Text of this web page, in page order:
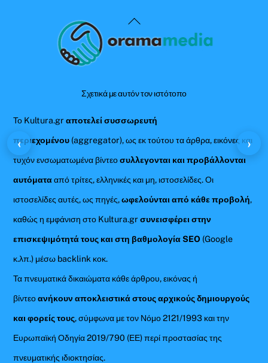
Back
To
Σχετικά με αυτόν τον ιστότοπο
Το Kultura.grαποτελεί συσσωρευτή
περιεχομένου (aggregator), ως εκ τούτου τα άρθρα, εικόνες και
τυχόν ενσωματωμένα βίντεοσυλλεγονται και προβάλλονται
αυτόματααπό τρίτες, ελληνικές και μη, ιστοσελίδες. Οι
ιστοσελίδες αυτές, ως πηγές,ωφελούνται από κάθε προβολή,
καθώς η εμφάνιση στο Kultura.gr συνεισφέρει στην
επισκεψιμότητά τους και στη βαθμολογία SEO (Google
κ.λπ.) μέσω backlink κοκ.
Τα πνευματικά δικαιώματα κάθε άρθρου, εικόνας ή
βίντεοανήκουν αποκλειστικά στους αρχικούς δημιουργούς
και φορείς τους, σύμφωνα με τον Νόμο 2121/1993 και την
Ευρωπαϊκή Οδηγία 2019/790 (ΕΕ) περί προστασίας της
πνευματικής ιδιοκτησίας.
‹ ›